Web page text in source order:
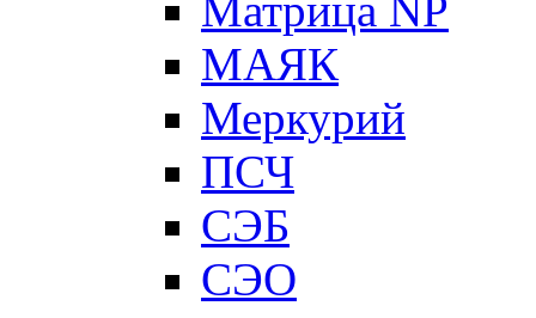
МАЯК
Меркурий
ПСЧ
СЭБ
СЭО